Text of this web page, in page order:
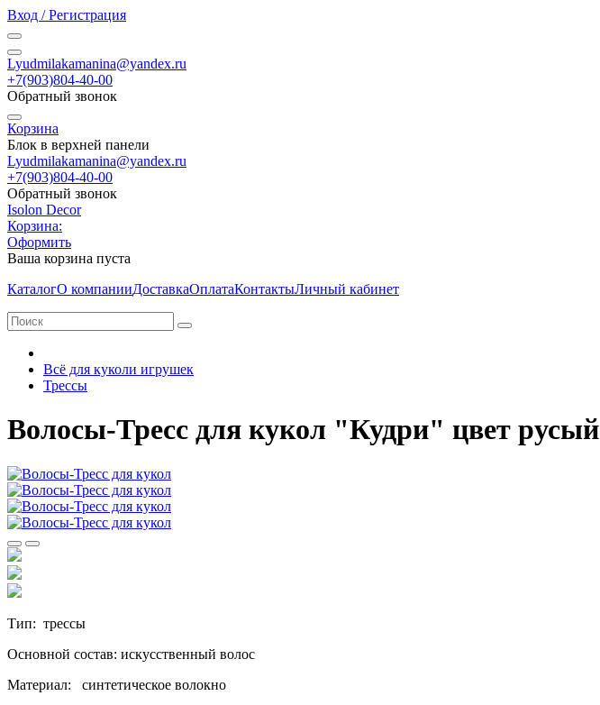
Вход / Регистрация
Lyudmilakamanina@yandex.ru
+7(903)804-40-00
Обратный звонок
Корзина
Блок в верхней панели
Lyudmilakamanina@yandex.ru
+7(903)804-40-00
Обратный звонок
Isolon Decor
Корзина:
Оформить
Ваша корзина пуста
КаталогО компанииДоставкаОплатаКонтактыЛичный кабинет
Всё для куколи игрушек
Трессы
Волосы-Тресс для кукол "Кудри" цвет русый
Тип: трессы
Основной состав: искусственный волос
Материал: синтетическое волокно